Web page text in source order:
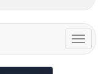
Toggle
navigation